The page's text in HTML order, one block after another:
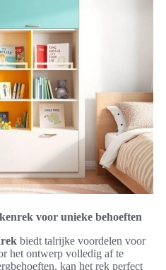
voor unieke behoeften
biedt talrijke voordelen voor
het ontwerp volledig af te
kan het rek perfect